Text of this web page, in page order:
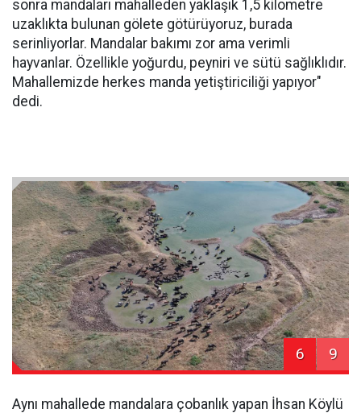
sonra mandaları mahalleden yaklaşık 1,5 kilometre
uzaklıkta bulunan gölete götürüyoruz, burada
serinliyorlar. Mandalar bakımı zor ama verimli
hayvanlar. Özellikle yoğurdu, peyniri ve sütü sağlıklıdır.
Mahallemizde herkes manda yetiştiriciliği yapıyor"
dedi.
6 9
Aynı mahallede mandalara çobanlık yapan İhsan Köylü